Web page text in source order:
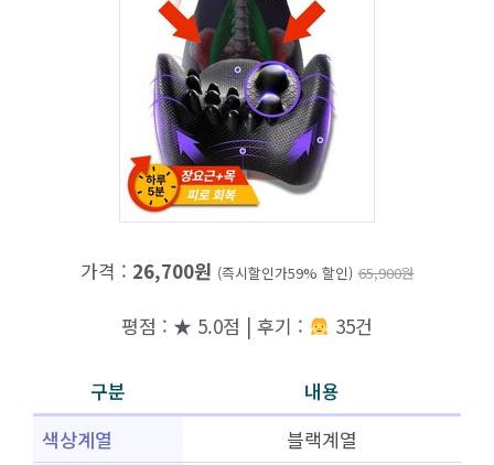
가격 : 26,700원 (즉시할인가59% 할인) 65,900원
평점 : ★ 5.0점 | 후기 : 35건
구분
내용
색상계열
블랙계열